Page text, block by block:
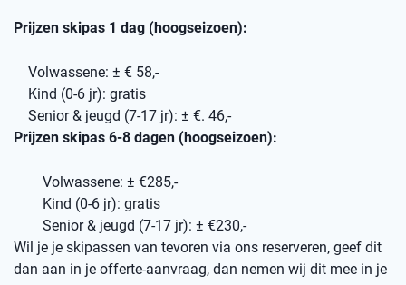
Prijzen skipas 1 dag (hoogseizoen):
Volwassene: ± € 58,-
Kind (0-6 jr): gratis
Senior & jeugd (7-17 jr): ± €. 46,-
Prijzen skipas 6-8 dagen (hoogseizoen):
Volwassene: ± €285,-
Kind (0-6 jr): gratis
Senior & jeugd (7-17 jr): ± €230,-
Wil je je skipassen van tevoren via ons reserveren, geef dit
dan aan in je offerte-aanvraag, dan nemen wij dit mee in je